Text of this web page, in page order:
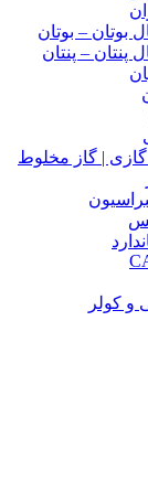
بوتان – بوتان
پنتان – پنتان
| گاز مخلوط
و کولر